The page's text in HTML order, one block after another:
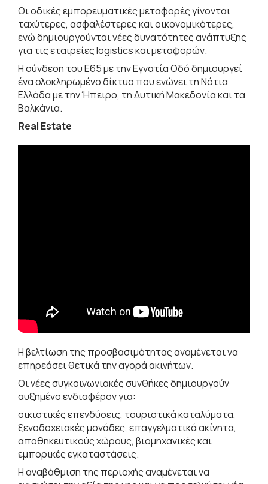
Οι οδικές εμπορευματικές μεταφορές γίνονται
ταχύτερες, ασφαλέστερες και οικονομικότερες,
ενώ δημιουργούνται νέες δυνατότητες ανάπτυξης
για τις εταιρείες logistics και μεταφορών.
Η σύνδεση του Ε65 με την Εγνατία Οδό δημιουργεί
ένα ολοκληρωμένο δίκτυο που ενώνει τη Νότια
Ελλάδα με την Ήπειρο, τη Δυτική Μακεδονία και τα
Βαλκάνια.
Real Estate
Η βελτίωση της προσβασιμότητας αναμένεται να
επηρεάσει θετικά την αγορά ακινήτων.
Οι νέες συγκοινωνιακές συνθήκες δημιουργούν
αυξημένο ενδιαφέρον για:
οικιστικές επενδύσεις, τουριστικά καταλύματα,
ξενοδοχειακές μονάδες, επαγγελματικά ακίνητα,
αποθηκευτικούς χώρους, βιομηχανικές και
εμπορικές εγκαταστάσεις.
Η αναβάθμιση της περιοχής αναμένεται να